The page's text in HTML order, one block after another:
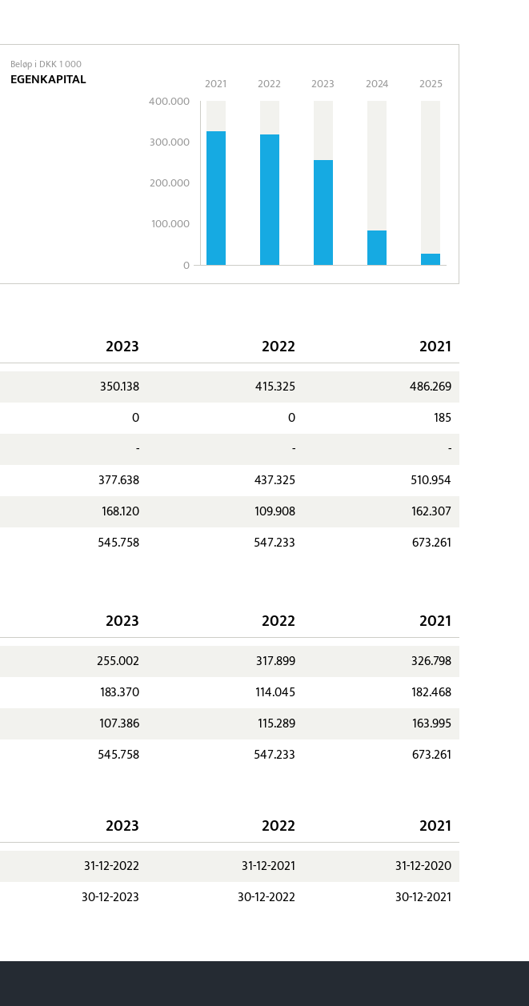
Beløp i DKK 1 000
EGENKAPITAL
400.000
300.000
200.000
100.000
0
2021 2022 2023 2024 2025
2023 2022 2021
350.138 415.325
486.269
0 0
185
- -
-
377.638 437.325
510.954
168.120 109.908
162.307
545.758 547.233 673.261
2023 2022 2021
255.002 317.899
326.798
183.370 114.045
182.468
107.386 115.289
163.995
545.758 547.233 673.261
2023 2022 2021
31-12-2022 31-12-2021
31-12-2020
30-12-2023 30-12-2022 30-12-2021